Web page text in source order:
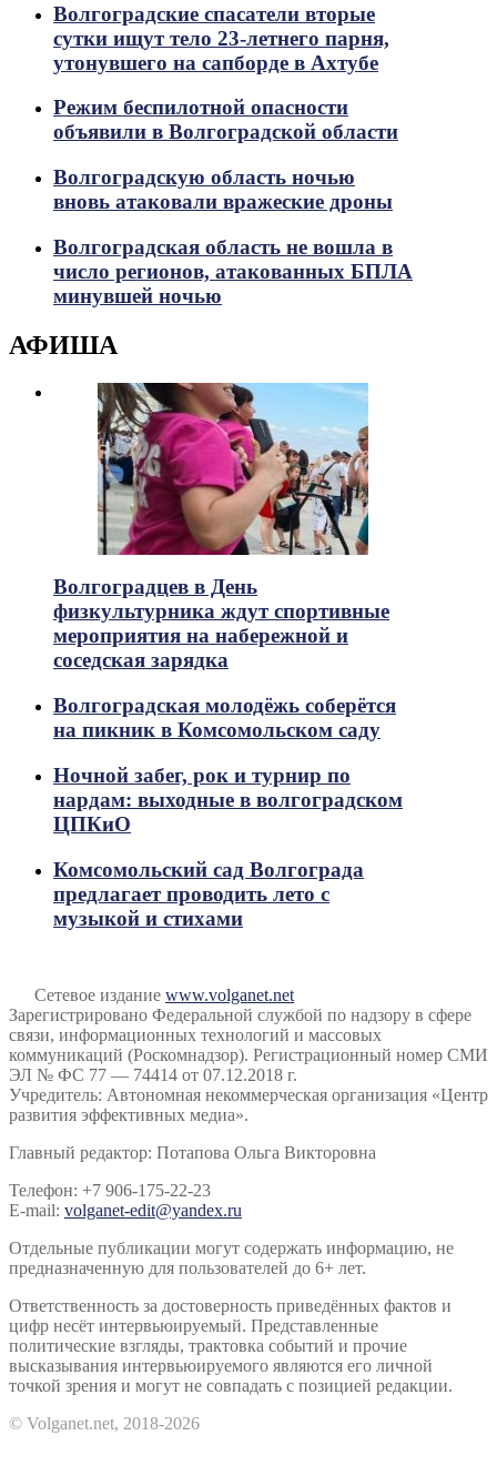
Волгоградские спасатели вторые
сутки ищут тело 23-летнего парня,
утонувшего на сапборде в Ахтубе
Режим беспилотной опасности
объявили в Волгоградской области
Волгоградскую область ночью
вновь атаковали вражеские дроны
Волгоградская область не вошла в
число регионов, атакованных БПЛА
минувшей ночью
АФИША
Волгоградцев в День
физкультурника ждут спортивные
мероприятия на набережной и
соседская зарядка
Волгоградская молодёжь соберётся
на пикник в Комсомольском саду
Ночной забег, рок и турнир по
нардам: выходные в волгоградском
ЦПКиО
Комсомольский сад Волгограда
предлагает проводить лето с
музыкой и стихами
Сетевое издание www.volganet.net
Зарегистрировано Федеральной службой по надзору в сфере
связи, информационных технологий и массовых
коммуникаций (Роскомнадзор). Регистрационный номер СМИ
ЭЛ № ФС 77 — 74414 от 07.12.2018 г.
Учредитель: Автономная некоммерческая организация «Центр
развития эффективных медиа».
Главный редактор: Потапова Ольга Викторовна
Телефон: +7 906-175-22-23
E-mail: volganet-edit@yandex.ru
Отдельные публикации могут содержать информацию, не
предназначенную для пользователей до 6+ лет.
Ответственность за достоверность приведённых фактов и
цифр несёт интервьюируемый. Представленные
политические взгляды, трактовка событий и прочие
высказывания интервьюируемого являются его личной
точкой зрения и могут не совпадать с позицией редакции.
© Volganet.net, 2018-2026